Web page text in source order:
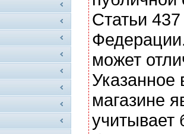
Статьи
может
магазине
учитывает